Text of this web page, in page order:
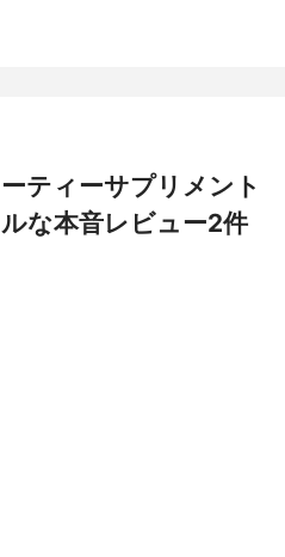
ティーサプリメント
な本音レビュー2件